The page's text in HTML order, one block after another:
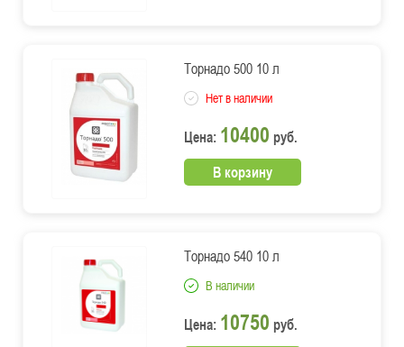
Торнадо 500 10 л
Нет в наличии
Цена: 10400 руб.
В корзину
Торнадо 540 10 л
В наличии
Цена: 10750 руб.